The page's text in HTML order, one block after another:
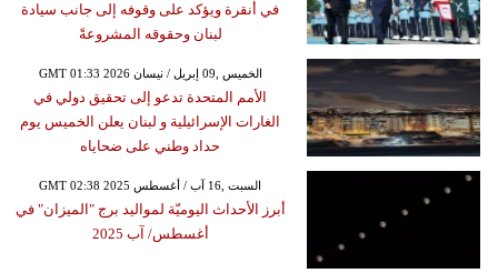
في أنقرة ويؤكد على وقوفه إلى جانب سيادة
لبنان وحقوقه المشروعةً
GMT 01:33 2026 الخميس ,09 إبريل / نيسان
الأمم المتحدة تدعو إلى تحقيق دولي في
الغارات الإسرائيلية و لبنان يعلن الخميس يوم
حداد وطني على ضحاياه
GMT 02:38 2025 السبت ,16 آب / أغسطس
أبرز الأحداث اليوميّة لمواليد برج "الميزان" في
أغسطس/ آب 2025